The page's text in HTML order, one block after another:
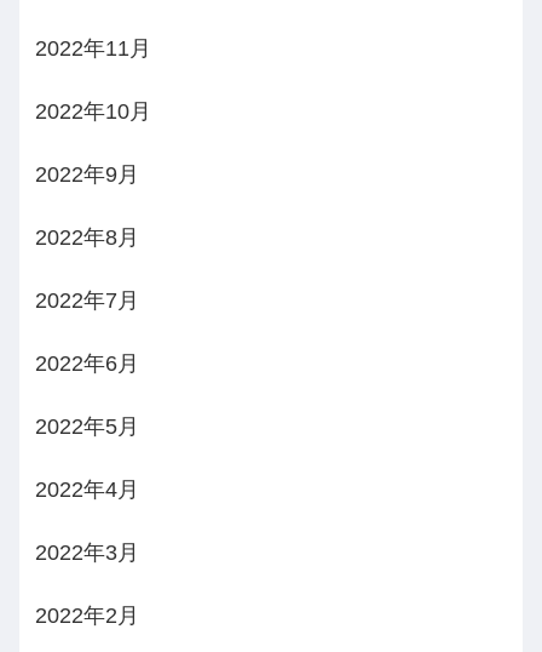
2022年11月
2022年10月
2022年9月
2022年8月
2022年7月
2022年6月
2022年5月
2022年4月
2022年3月
2022年2月